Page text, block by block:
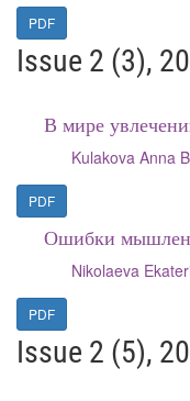
PDF
Issue 2 (3),
В мире
Kulakova Anna
PDF
Ошибки
Nikolaeva
PDF
Issue 2 (5),